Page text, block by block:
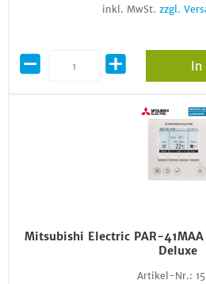
inkl. MwSt. zzgl.
In
Mitsubishi Electric PAR-
Deluxe
Artikel-Nr.: